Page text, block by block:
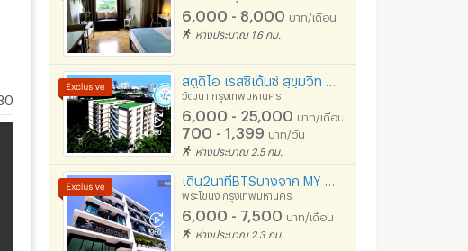
6,000 - 8,000 บาท/เดือน
ห่างประมาณ 1.6 กม.
วัฒนา กรุงเทพมหานคร
6,000 - 25,000 บาท/เดือน
700 - 1,399 บาท/วัน
ห่างประมาณ 2.5 กม.
พระโขนง กรุงเทพมหานคร
6,000 - 7,500 บาท/เดือน
ห่างประมาณ 2.3 กม.